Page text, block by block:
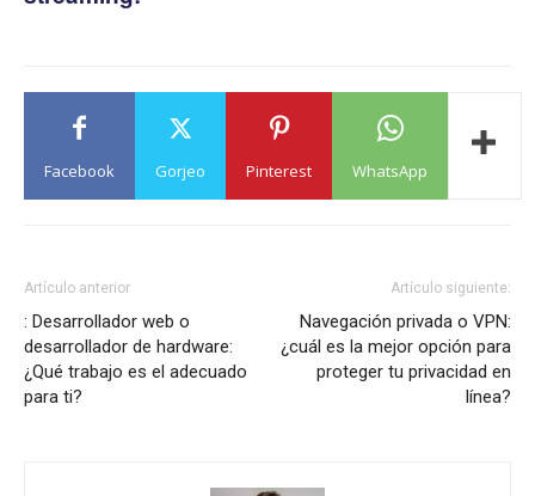
Facebook Gorjeo Pinterest WhatsApp
Artículo anterior
: Desarrollador web o
desarrollador de hardware:
¿Qué trabajo es el adecuado
para ti?
Artículo siguiente:
Navegación privada o VPN:
¿cuál es la mejor opción para
proteger tu privacidad en
línea?